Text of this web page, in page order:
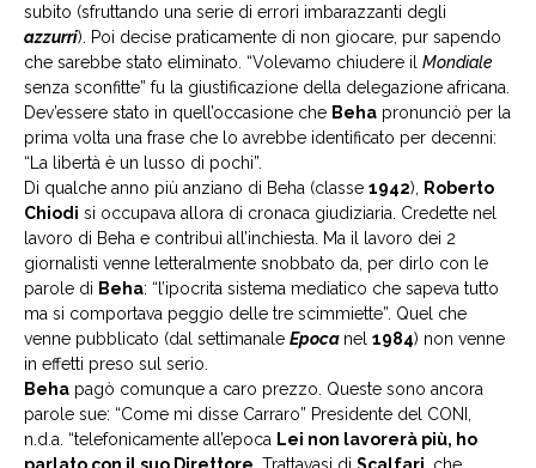
subito (sfruttando una serie di errori imbarazzanti degli
azzurri). Poi decise praticamente di non giocare, pur sapendo
che sarebbe stato eliminato. “Volevamo chiudere il Mondiale
senza sconfitte” fu la giustificazione della delegazione africana.
Dev’essere stato in quell’occasione che Beha pronunciò per la
prima volta una frase che lo avrebbe identificato per decenni:
“La libertà è un lusso di pochi”.
Di qualche anno più anziano di Beha (classe 1942),
Roberto
Chiodi si occupava allora di cronaca giudiziaria. Credette nel
lavoro di Beha e contribuì all’inchiesta. Ma il lavoro dei 2
giornalisti venne letteralmente snobbato da, per dirlo con le
parole di Beha: “l’ipocrita sistema mediatico che sapeva tutto
ma si comportava peggio delle tre scimmiette”. Quel che
venne pubblicato (dal settimanale Epoca nel 1984) non venne
in effetti preso sul serio.
Beha pagò comunque a caro prezzo. Queste sono ancora
parole sue: “Come mi disse Carraro” Presidente del CONI,
n.d.a. “telefonicamente all’epoca Lei non lavorerà più, ho
parlato con il suo Direttore . Trattavasi di Scalfari , che